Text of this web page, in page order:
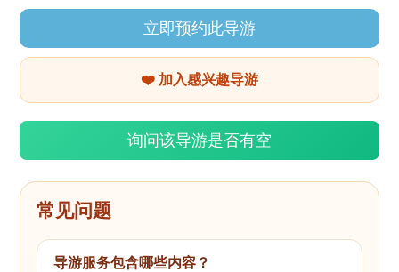
立即预约此导游
❤️ 加入感兴趣导游
询问该导游是否有空
常见问题
导游服务包含哪些内容？